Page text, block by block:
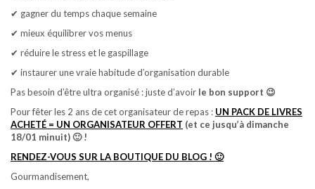
✔ gagner du temps chaque semaine
✔ mieux équilibrer vos menus
✔ réduire le stress et le gaspillage
✔ instaurer une vraie habitude d’organisation durable
Pas besoin d’être ultra organisé : juste d’avoir le bon support 😉
Pour fêter les 2 ans de cet organisateur de repas : UN PACK DE LIVRES
ACHETÉ = UN ORGANISATEUR OFFERT (et ce jusqu’à dimanche
18/01 minuit) 🙂 !
RENDEZ-VOUS SUR LA BOUTIQUE DU BLOG ! 🙂
Gourmandisement,